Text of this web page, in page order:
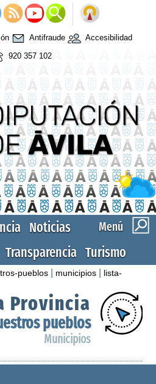
Antifraude
Accesibilidad
920 357 102
Menú
Noticias
Transparencia Turismo
pueblos municipios
lista-
Provincia
pueblos
Municipios